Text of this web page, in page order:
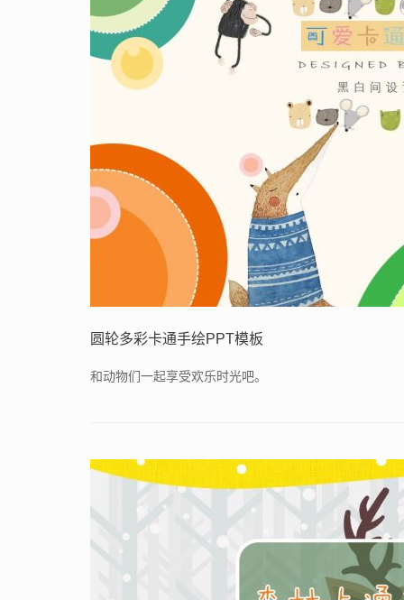
圆轮多彩卡通手绘PPT模板
和动物们一起享受欢乐时光吧。